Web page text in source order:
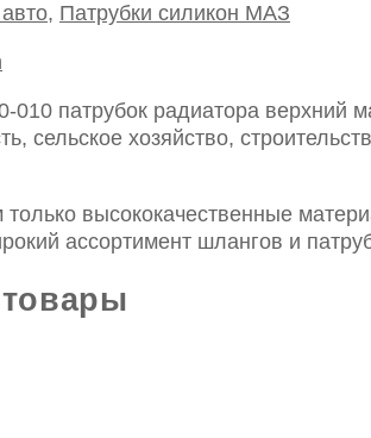
, Патрубки силикон МАЗ
010 патрубок радиатора верхний
сельское хозяйство,
высококачественные
ассортимент шлангов и